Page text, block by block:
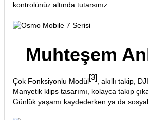
kontrolünüz altında tutarsınız.
Muhteşem
Çok Fonksiyonlu Modül [3], akıllı takip,
Manyetik klips tasarımı, kolayca takıp
Günlük yaşamı kaydederken ya da